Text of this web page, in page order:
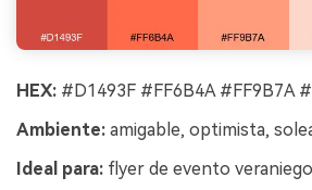
HEX: #D1493F #FF6B4A #FF9B7A
Ambiente: amigable, optimista,
Ideal para: flyer de evento veraniego